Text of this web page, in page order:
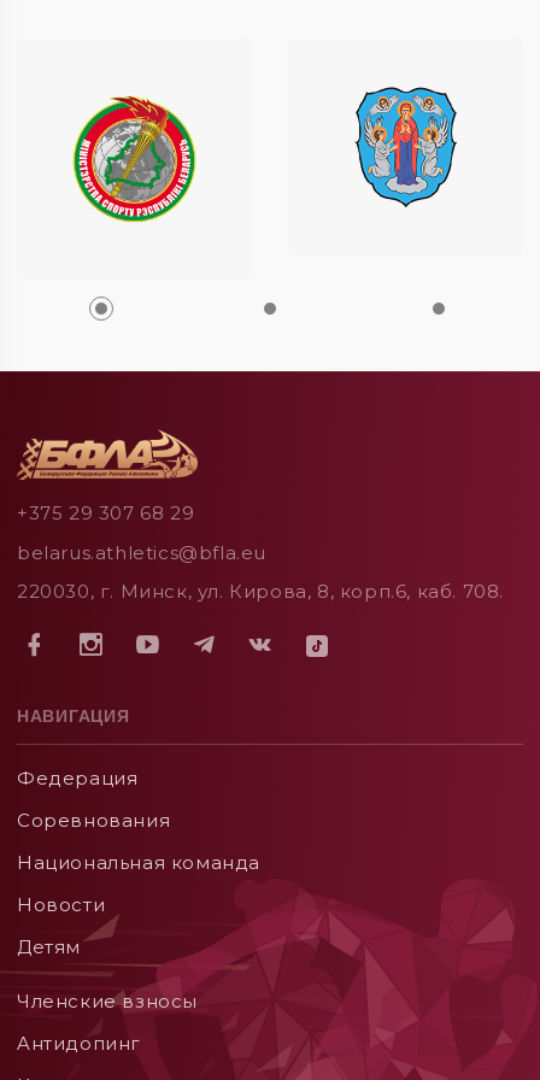
+375 29 307 68 29
belarus.athletics@bfla.eu
220030, г. Минск, ул. Кирова, 8, корп.6, каб. 708.
НАВИГАЦИЯ
Федерация
Соревнования
Национальная команда
Новости
Детям
Членские взносы
Aнтидопинг